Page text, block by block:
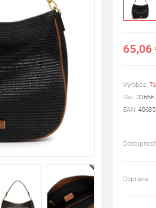
65,06
Výrobca:
Sku:
EAN:
Dostupnosť:
Doprava: